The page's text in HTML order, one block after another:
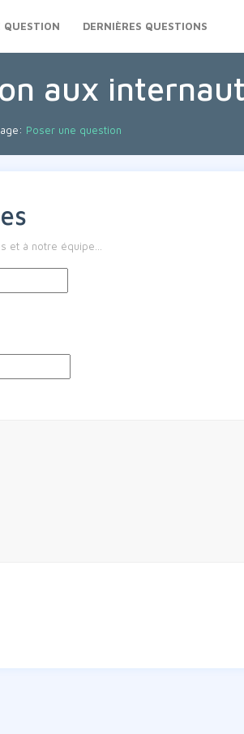
QUESTION DERNIÈRES QUESTIONS
aux
Poser une question
à notre équipe...